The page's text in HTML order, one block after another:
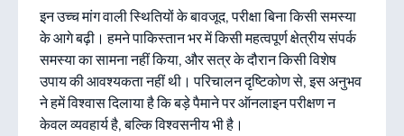
इन उच्च मांग वाली स्थितियों के बावजूद, परीक्षा बिना किसी समस्या
के आगे बढ़ी। हमने पाकिस्तान भर में किसी महत्वपूर्ण क्षेत्रीय संपर्क
समस्या का सामना नहीं किया, और सत्र के दौरान किसी विशेष
उपाय की आवश्यकता नहीं थी। परिचालन दृष्टिकोण से, इस अनुभव
ने हमें विश्वास दिलाया है कि बड़े पैमाने पर ऑनलाइन परीक्षण न
केवल व्यवहार्य है, बल्कि विश्वसनीय भी है।